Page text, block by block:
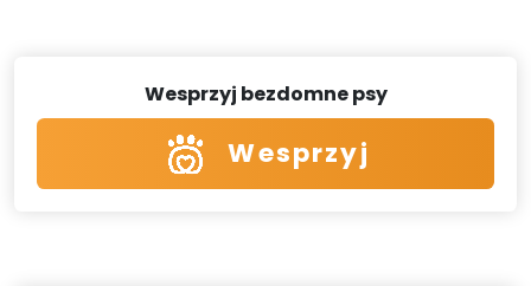
Wesprzyj bezdomne psy
Wesprzyj